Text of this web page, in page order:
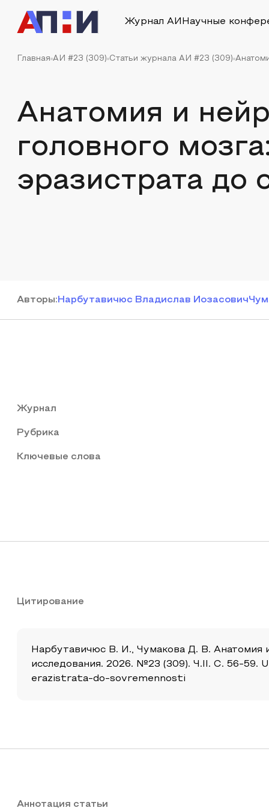
Журнал АИ Научные
Главная АИ #23 (309) Статьи журнала АИ #23 (309)
Анатомия и
головного
эразистрата до
Авторы: Нарбутавичюс Владислав Иозасович
Журнал
Рубрика
Ключевые слова
Цитирование
Нарбутавичюс В. И., Чумакова Д. В. Анатомия
исследования. 2026. №23 (309). Ч.II. С. 56-
erazistrata-do-sovremennosti
Аннотация статьи